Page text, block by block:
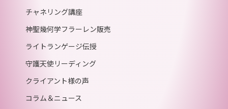
チャネリング講座
神聖幾何学フラーレン販売
ライトランゲージ伝授
守護天使リーディング
クライアント様の声
コラム＆ニュース